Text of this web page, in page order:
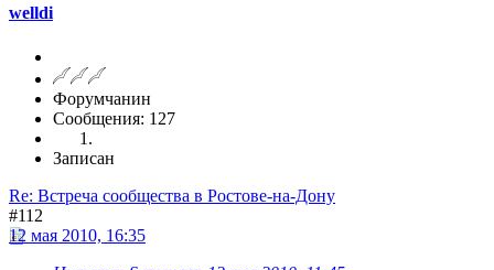
welldi
Форумчанин
Сообщения: 127
Записан
Re: Встреча сообщества в Ростове-на-Дону
#112
12 мая 2010, 16:35